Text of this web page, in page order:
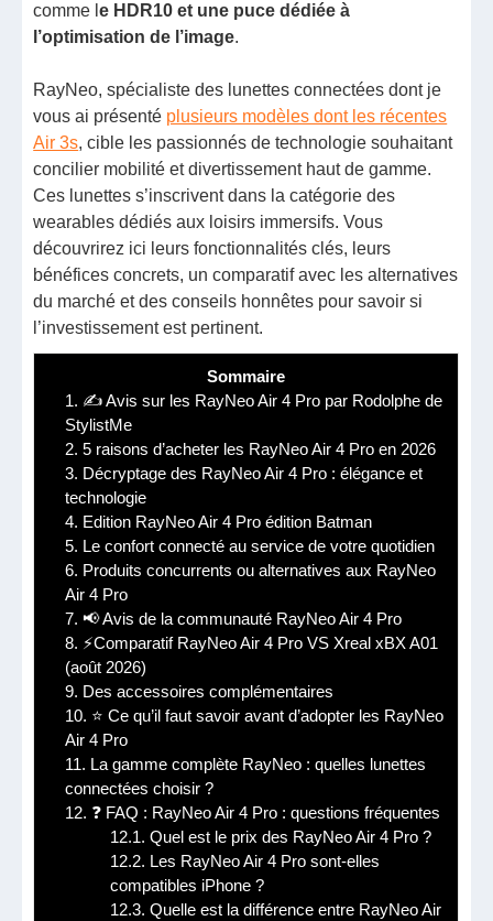
comme le HDR10 et une puce dédiée à
l’optimisation de l’image.
RayNeo, spécialiste des lunettes connectées dont je
vous ai présenté plusieurs modèles dont les récentes
Air 3s, cible les passionnés de technologie souhaitant
concilier mobilité et divertissement haut de gamme.
Ces lunettes s’inscrivent dans la catégorie des
wearables dédiés aux loisirs immersifs. Vous
découvrirez ici leurs fonctionnalités clés, leurs
bénéfices concrets, un comparatif avec les alternatives
du marché et des conseils honnêtes pour savoir si
l’investissement est pertinent.
Sommaire
1. ✍️ Avis sur les RayNeo Air 4 Pro par Rodolphe de
StylistMe
2. 5 raisons d’acheter les RayNeo Air 4 Pro en 2026
3. Décryptage des RayNeo Air 4 Pro : élégance et
technologie
4. Edition RayNeo Air 4 Pro édition Batman
5. Le confort connecté au service de votre quotidien
6. Produits concurrents ou alternatives aux RayNeo
Air 4 Pro
7. 📢 Avis de la communauté RayNeo Air 4 Pro
8. ⚡Comparatif RayNeo Air 4 Pro VS Xreal xBX A01
(août 2026)
9. Des accessoires complémentaires
10. ⭐ Ce qu’il faut savoir avant d’adopter les RayNeo
Air 4 Pro
11. La gamme complète RayNeo : quelles lunettes
connectées choisir ?
12. ❓ FAQ : RayNeo Air 4 Pro : questions fréquentes
12.1. Quel est le prix des RayNeo Air 4 Pro ?
12.2. Les RayNeo Air 4 Pro sont-elles
compatibles iPhone ?
12.3. Quelle est la différence entre RayNeo Air